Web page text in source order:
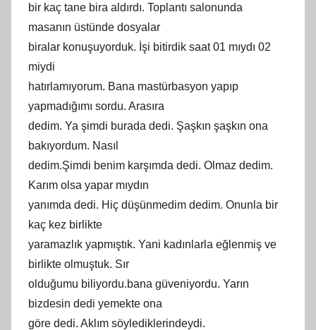
bir kaç tane bira aldırdı. Toplantı salonunda
masanın üstünde dosyalar
biralar konuşuyorduk. İşi bitirdik saat 01 mıydı 02
miydi
hatırlamıyorum. Bana mastürbasyon yapıp
yapmadığımı sordu. Arasıra
dedim. Ya şimdi burada dedi. Şaşkın şaşkın ona
bakıyordum. Nasıl
dedim.Şimdi benim karşımda dedi. Olmaz dedim.
Karım olsa yapar mıydın
yanımda dedi. Hiç düşünmedim dedim. Onunla bir
kaç kez birlikte
yaramazlık yapmıştık. Yani kadınlarla eğlenmiş ve
birlikte olmuştuk. Sır
olduğumu biliyordu.bana güveniyordu. Yarın
bizdesin dedi yemekte ona
göre dedi. Aklım söylediklerindeydi.